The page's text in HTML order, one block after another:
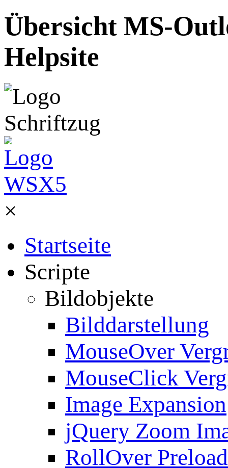
Übersicht MS-
Helpsite
×
Startseite
Scripte
Bildobjekte
Bilddarstellung
MouseOver
MouseClick
Image Expansion
jQuery Zoom
RollOver Preload